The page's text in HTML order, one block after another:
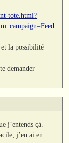
tote.html?
et la possibilité
demander
j’entends çà.
j’en ai en